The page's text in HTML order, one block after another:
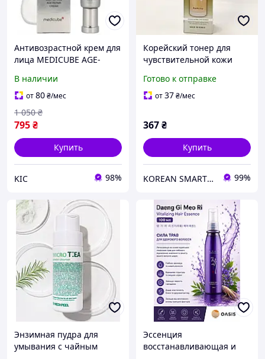
Антивозрастной крем для
лица MEDICUBE AGE-
Repair Cream 30 ml -
корейский лифтинг крем
от морщин
В наличии
от80₴/мес
795₴
1 050 ₴
Купить
KIC 98%
Корейский тонер для
чувствительной кожи
Ceramide, 150 мл
Готово к отправке
от37₴/мес
367₴
Купить
KOREAN SMART COSMETICS 99%
Энзимная пудра для
умывания с чайным
Эссенция
восстанавливающая и